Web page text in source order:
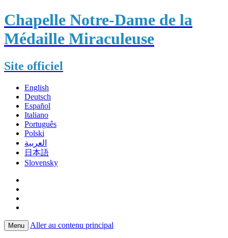
Chapelle Notre-Dame de la
Médaille Miraculeuse
Site officiel
English
Deutsch
Español
Italiano
Português
Polski
العربية
日本語
Slovensky
Menu Aller au contenu principal